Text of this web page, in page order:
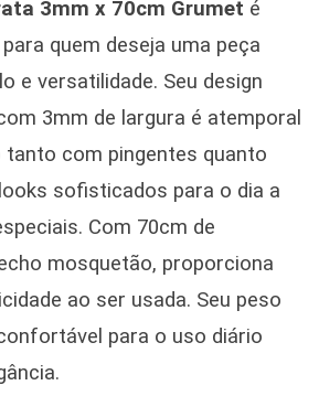
3mm x 70cm Grumet é
quem deseja uma peça
e versatilidade. Seu design
3mm de largura é atemporal
tanto com pingentes quanto
sofisticados para o dia a
Com 70cm de
mosquetão, proporciona
ao ser usada. Seu peso
para o uso diário